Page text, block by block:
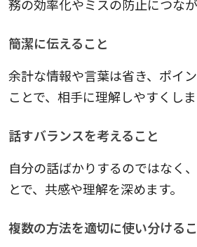
務の効率化やミスの防止につなが
簡潔に伝えること
余計な情報や言葉は省き、ポイ
ことで、相手に理解しやすくしま
話すバランスを考えること
自分の話ばかりするのではなく
とで、共感や理解を深めます。
複数の方法を適切に使い分ける